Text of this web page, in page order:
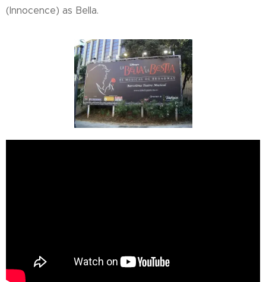
(Innocence) as Bella.